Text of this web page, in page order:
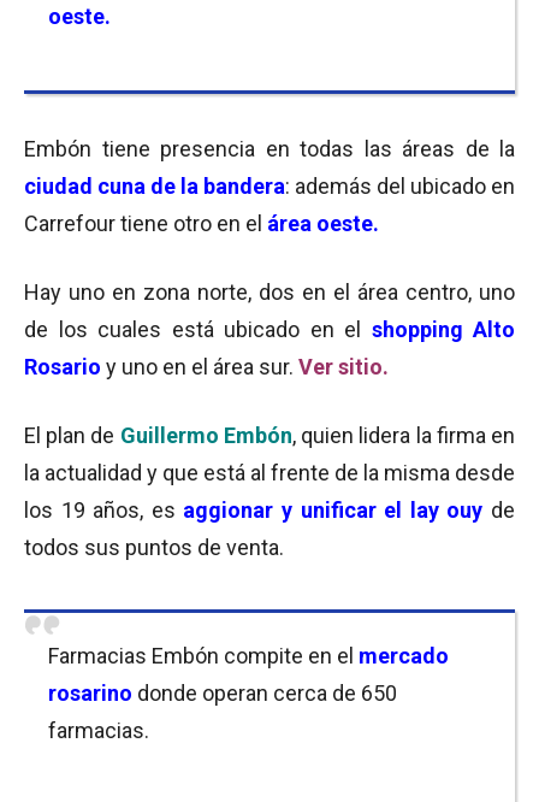
oeste.
Embón tiene presencia en todas las áreas de la
ciudad cuna de la bandera: además del ubicado en
Carrefour tiene otro en el área oeste.
Hay uno en zona norte, dos en el área centro, uno
de los cuales está ubicado en el shopping Alto
Rosario y uno en el área sur. Ver sitio.
El plan de Guillermo Embón, quien lidera la firma en
la actualidad y que está al frente de la misma desde
los 19 años, es aggionar y unificar el lay ouy de
todos sus puntos de venta.
Farmacias Embón compite en el mercado
rosarino donde operan cerca de 650
farmacias.